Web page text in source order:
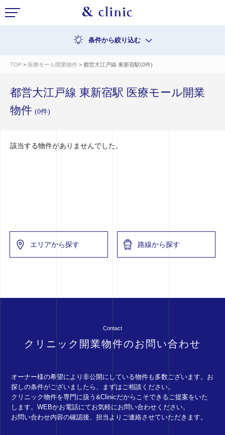
条件から絞り込む
TOP > 医療モール開業物件 > 都営大江戸線 東新宿駅(0件)
都営大江戸線 東新宿駅 医療モール開業
物件 (0件)
該当する物件がありませんでした。
エリアから探す 路線から探す
Contact
クリニック開業物件のお問い合わせ
オーナー様の希望により非公開にしている物件も多数ございます。お
探しの条件がございましたら、まずはご相談ください。
クリニック物件を専門に扱う&Clinicだからこそできるご提案をいた
します。WEBかお電話にてお気軽にお問い合わせください。
お問い合わせ内容の確認後、担当よりご連絡させていただきます。